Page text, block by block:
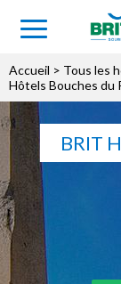
Accueil > Tous les
Hôtels Bouches du
BRIT